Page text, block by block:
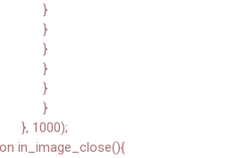
}
}
}
}
}
}
}, 1000);
in_image_close(){